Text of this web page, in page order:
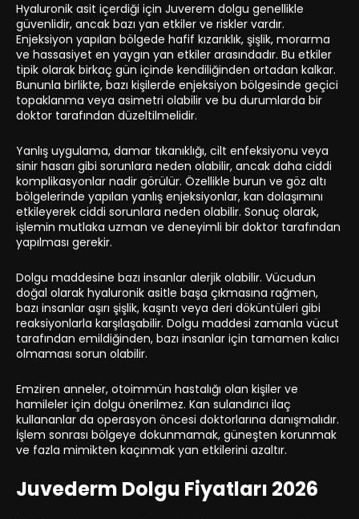
Hyaluronik asit içerdiği için Juverem dolgu genellikle
güvenlidir, ancak bazı yan etkiler ve riskler vardır.
Enjeksiyon yapılan bölgede hafif kızarıklık, şişlik, morarma
ve hassasiyet en yaygın yan etkiler arasındadır. Bu etkiler
tipik olarak birkaç gün içinde kendiliğinden ortadan kalkar.
Bununla birlikte, bazı kişilerde enjeksiyon bölgesinde geçici
topaklanma veya asimetri olabilir ve bu durumlarda bir
doktor tarafından düzeltilmelidir.
Yanlış uygulama, damar tıkanıklığı, cilt enfeksiyonu veya
sinir hasarı gibi sorunlara neden olabilir, ancak daha ciddi
komplikasyonlar nadir görülür. Özellikle burun ve göz altı
bölgelerinde yapılan yanlış enjeksiyonlar, kan dolaşımını
etkileyerek ciddi sorunlara neden olabilir. Sonuç olarak,
işlemin mutlaka uzman ve deneyimli bir doktor tarafından
yapılması gerekir.
Dolgu maddesine bazı insanlar alerjik olabilir. Vücudun
doğal olarak hyaluronik asitle başa çıkmasına rağmen,
bazı insanlar aşırı şişlik, kaşıntı veya deri döküntüleri gibi
reaksiyonlarla karşılaşabilir. Dolgu maddesi zamanla vücut
tarafından emildiğinden, bazı insanlar için tamamen kalıcı
olmaması sorun olabilir.
Emziren anneler, otoimmün hastalığı olan kişiler ve
hamileler için dolgu önerilmez. Kan sulandırıcı ilaç
kullananlar da operasyon öncesi doktorlarına danışmalıdır.
İşlem sonrası bölgeye dokunmamak, güneşten korunmak
ve fazla mimikten kaçınmak yan etkilerini azaltır.
Juvederm Dolgu Fiyatları 2026